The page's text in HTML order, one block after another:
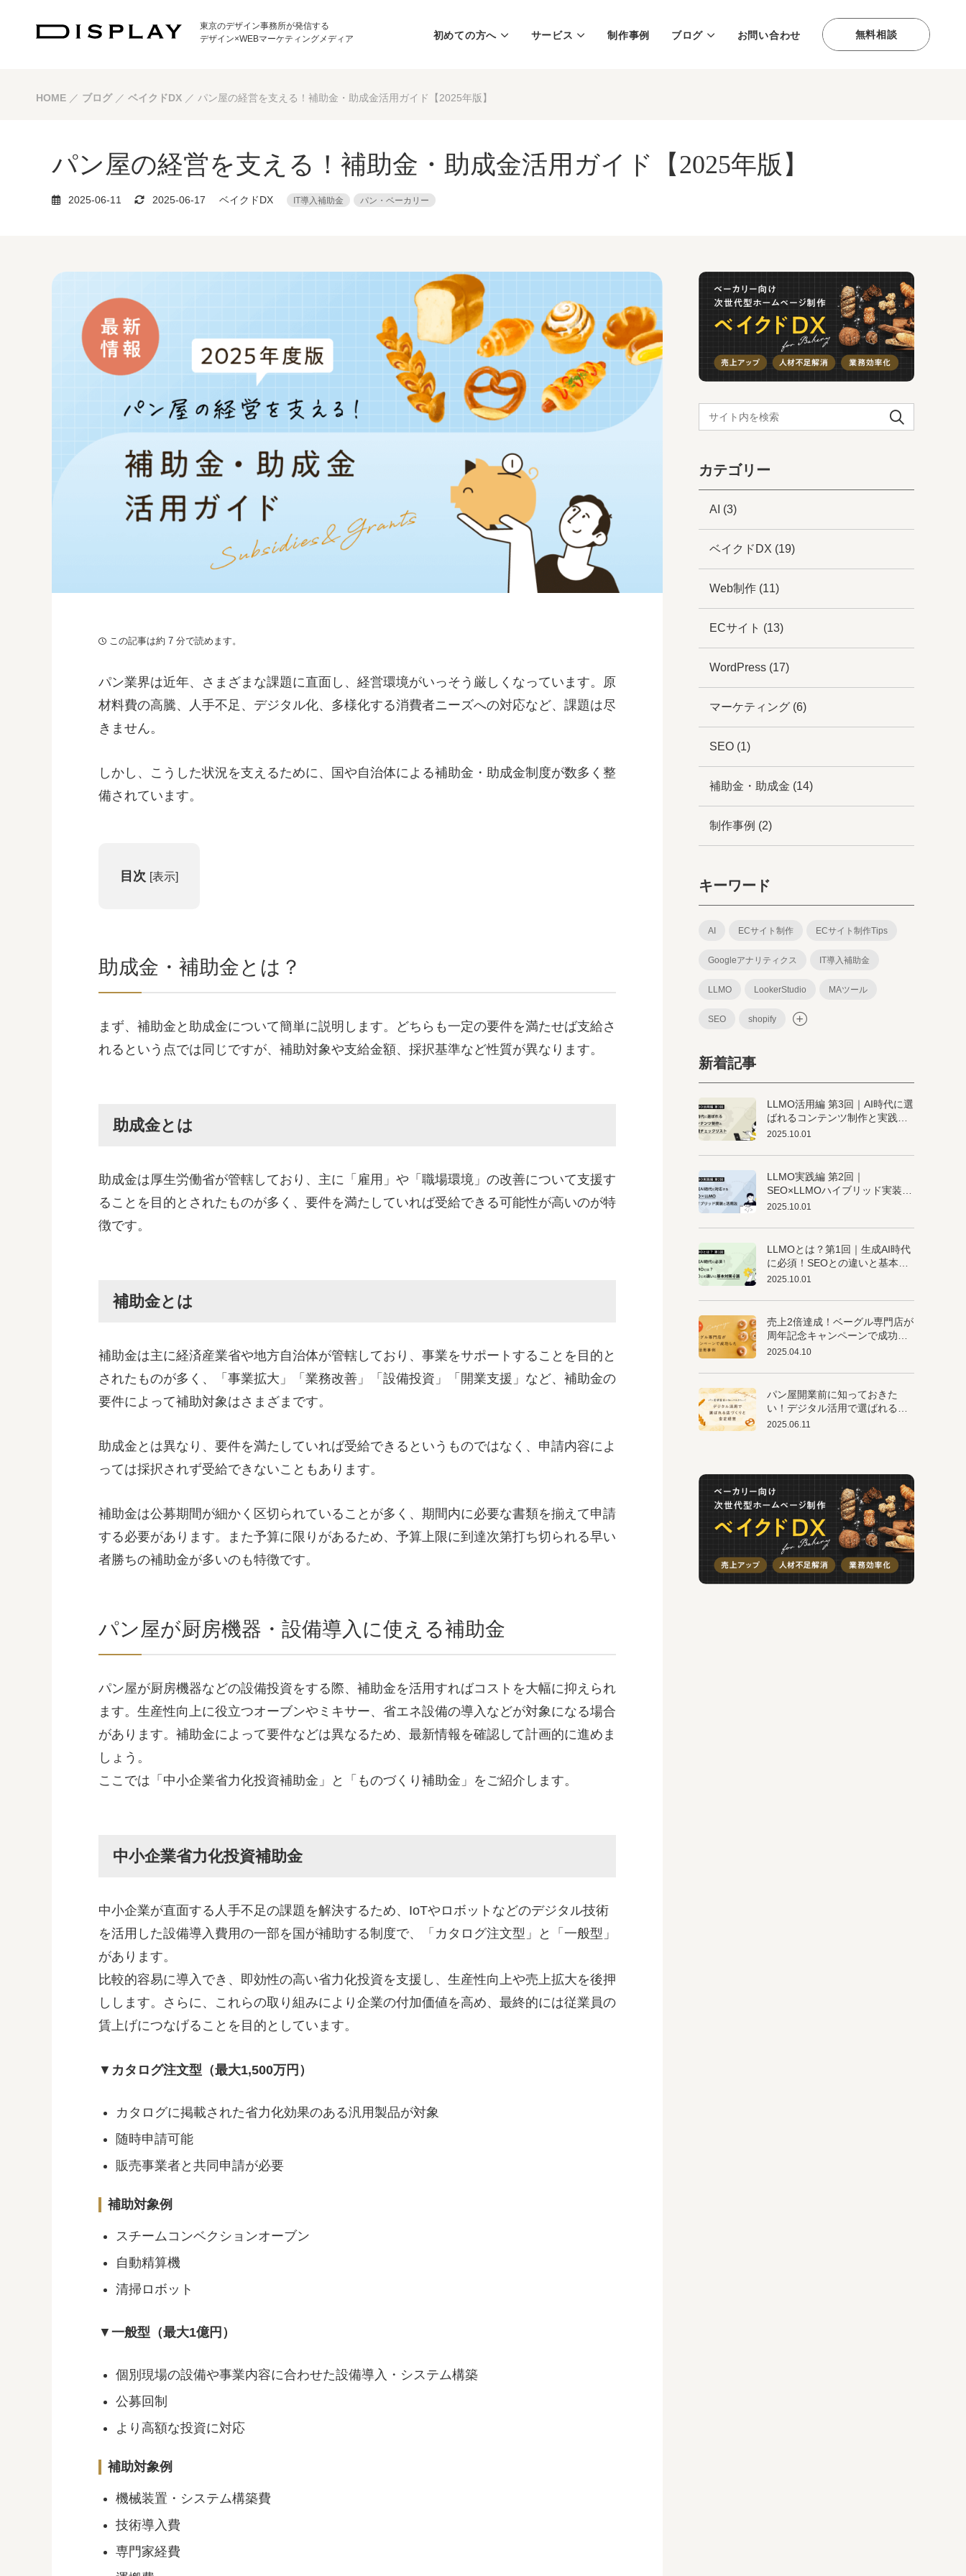
東京のデザイン事務所が発信する
デザイン×WEBマーケティングメディア
初めての方へ サービス 制作事例 ブログ お問い合わせ 無料相談
HOME ／ ブログ／ ベイクドDX ／ パン屋の経営を支える！補助金・助成金活用ガイド【2025年版】
パン屋の経営を支える！補助金・助成金活用ガイド【2025年版】
2025-06-11 2025-06-17 ベイクドDX IT導入補助金 パン・ベーカリー
この記事は約 7 分で読めます。
パン業界は近年、さまざまな課題に直面し、経営環境がいっそう厳しくなっています。原
材料費の高騰、人手不足、デジタル化、多様化する消費者ニーズへの対応など、課題は尽
きません。
しかし、こうした状況を支えるために、国や自治体による補助金・助成金制度が数多く整
備されています。
目次 [表示]
助成金・補助金とは？
まず、補助金と助成金について簡単に説明します。どちらも一定の要件を満たせば支給さ
れるという点では同じですが、補助対象や支給金額、採択基準など性質が異なります。
助成金とは
助成金は厚生労働省が管轄しており、主に「雇用」や「職場環境」の改善について支援す
ることを目的とされたものが多く、要件を満たしていれば受給できる可能性が高いのが特
徴です。
補助金とは
補助金は主に経済産業省や地方自治体が管轄しており、事業をサポートすることを目的と
されたものが多く、「事業拡大」「業務改善」「設備投資」「開業支援」など、補助金の
要件によって補助対象はさまざまです。
助成金とは異なり、要件を満たしていれば受給できるというものではなく、申請内容によ
っては採択されず受給できないこともあります。
補助金は公募期間が細かく区切られていることが多く、期間内に必要な書類を揃えて申請
する必要があります。また予算に限りがあるため、予算上限に到達次第打ち切られる早い
者勝ちの補助金が多いのも特徴です。
パン屋が厨房機器・設備導入に使える補助金
パン屋が厨房機器などの設備投資をする際、補助金を活用すればコストを大幅に抑えられ
ます。生産性向上に役立つオーブンやミキサー、省エネ設備の導入などが対象になる場合
があります。補助金によって要件などは異なるため、最新情報を確認して計画的に進めま
しょう。
ここでは「中小企業省力化投資補助金」と「ものづくり補助金」をご紹介します。
中小企業省力化投資補助金
中小企業が直面する人手不足の課題を解決するため、IoTやロボットなどのデジタル技術
を活用した設備導入費用の一部を国が補助する制度で、「カタログ注文型」と「一般型」
があります。
比較的容易に導入でき、即効性の高い省力化投資を支援し、生産性向上や売上拡大を後押
しします。さらに、これらの取り組みにより企業の付加価値を高め、最終的には従業員の
賃上げにつなげることを目的としています。
▼ カタログ注文型（最大1,500万円）
カタログに掲載された省力化効果のある汎用製品が対象
随時申請可能
販売事業者と共同申請が必要
補助対象例
スチームコンベクションオーブン
自動精算機
清掃ロボット
▼ 一般型（最大1億円）
個別現場の設備や事業内容に合わせた設備導入・システム構築
公募回制
より高額な投資に対応
補助対象例
機械装置・システム構築費
技術導入費
専門家経費
カテゴリー
AI (3)
ベイクドDX (19)
Web制作 (11)
ECサイト (13)
WordPress (17)
マーケティング (6)
SEO (1)
補助金・助成金 (14)
制作事例 (2)
キーワード
AI ECサイト制作 ECサイト制作Tips
Googleアナリティクス IT導入補助金
LLMO LookerStudio MAツール
SEO shopify
新着記事
LLMO活用編 第3回｜AI時代に選
ばれるコンテンツ制作と実践チ
ェックリスト
2025.10.01
LLMO実践編 第2回｜
SEO×LLMOハイブリッド実装と
活用法
2025.10.01
LLMOとは？第1回｜生成AI時代
に必須！SEOとの違いと基本対
策4選
2025.10.01
売上2倍達成！ベーグル専門店が
周年記念キャンペーンで成功し
たEC活用事例
2025.04.10
パン屋開業前に知っておきた
い！デジタル活用で選ばれる店
づくりと安定経営
2025.06.11